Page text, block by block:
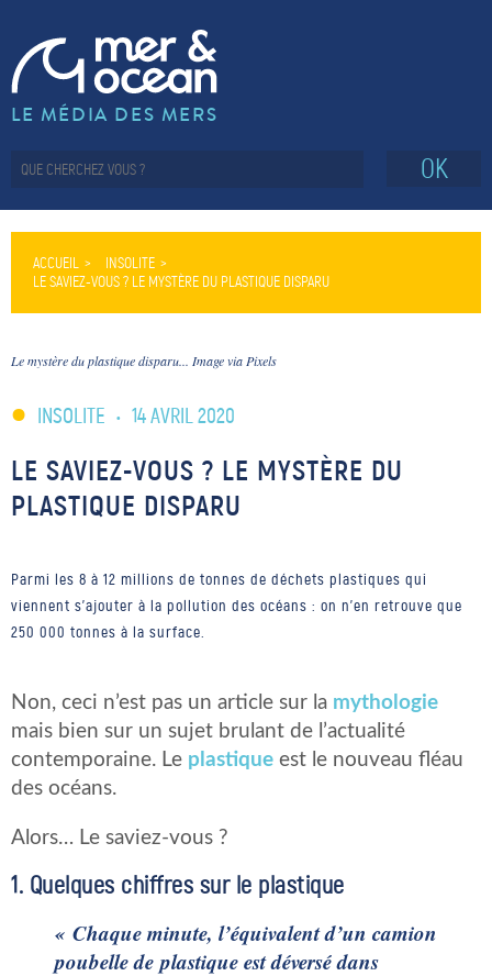
LE MÉDIA DES MERS
OK
ACCUEIL
INSOLITE
LE SAVIEZ-VOUS ? LE MYSTÈRE DU PLASTIQUE DISPARU
Le mystère du plastique disparu... Image via Pixels
INSOLITE • 14 AVRIL 2020
LE SAVIEZ-VOUS ? LE MYSTÈRE DU
PLASTIQUE DISPARU
Parmi les 8 à 12 millions de tonnes de déchets plastiques qui
viennent s'ajouter à la pollution des océans : on n'en retrouve que
250 000 tonnes à la surface.
Non, ceci n’est pas un article sur la mythologie
mais bien sur un sujet brulant de l’actualité
contemporaine. Le plastique est le nouveau fléau
des océans.
Alors… Le saviez-vous ?
1. Quelques chiffres sur le plastique
« Chaque minute, l’équivalent d’un camion
poubelle deplastique est déversé dans